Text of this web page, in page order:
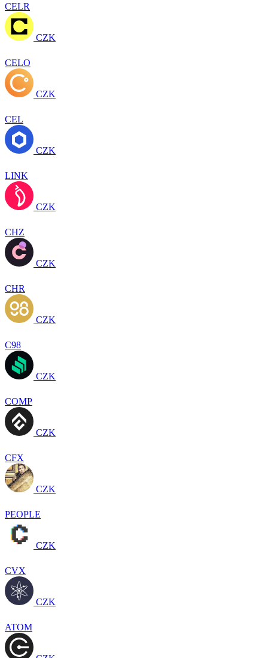
CELR
CZK
CELO
CZK
CEL
CZK
LINK
CZK
CHZ
CZK
CHR
CZK
C98
CZK
COMP
CZK
CFX
CZK
PEOPLE
CZK
CVX
CZK
ATOM